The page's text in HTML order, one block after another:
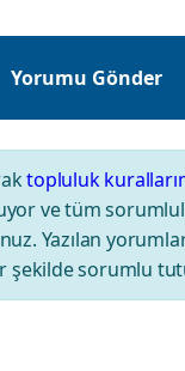
topluluk
ve tüm
Yazılan
şekilde sorumlu